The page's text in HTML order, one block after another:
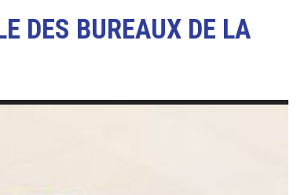
DES BUREAUX DE LA